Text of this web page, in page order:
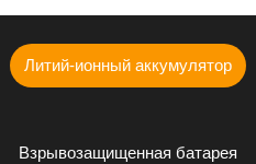
Литий-ионный аккумулятор
Взрывозащищенная батарея